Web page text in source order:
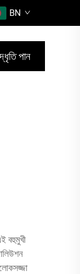
BN
পান
বহুমুখী